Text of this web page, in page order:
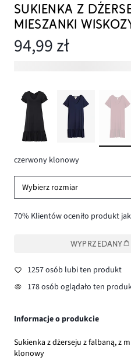
SUKIENKA Z
MIESZANKI
94,99 zł
czerwony klonowy
Wybierz rozmiar
70% Klientów oceniło produkt
WYPRZEDANY
1257 osób lubi ten produkt
178 osób oglądało ten
Informacje o produkcie
Sukienka z dżerseju z falbaną, z
klonowy